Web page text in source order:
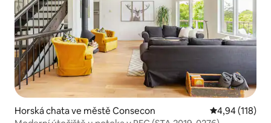
Horská chata ve městě Consecon Průměrné
4,94 (118)